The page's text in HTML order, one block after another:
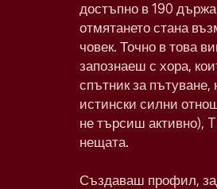
достъпно в 190
отмятането стана
човек. Точно в това
запознаеш с хора,
спътник за пътуване,
истински силни
не търсиш активно),
нещата.
Създаваш профил,